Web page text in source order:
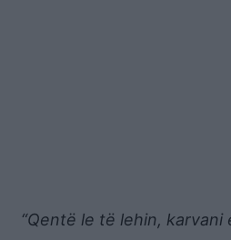
“Qentë le të lehin, karvani